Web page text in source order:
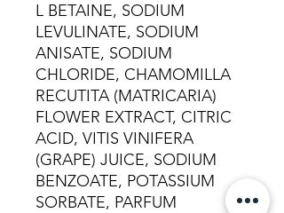
L BETAINE, SODIUM
LEVULINATE, SODIUM
ANISATE, SODIUM
CHLORIDE, CHAMOMILLA
RECUTITA (MATRICARIA)
FLOWER EXTRACT, CITRIC
ACID, VITIS VINIFERA
(GRAPE) JUICE, SODIUM
BENZOATE, POTASSIUM
SORBATE, PARFUM